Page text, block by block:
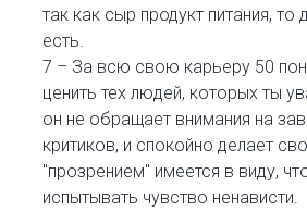
так как сыр продукт питания, то
есть.
7 – За всю свою карьеру 50
ценить тех людей, которых ты
он не обращает внимания на
критиков, и спокойно делает
"прозрением" имеется в виду,
испытывать чувство ненависти.